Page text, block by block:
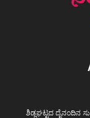
ಶಿಡ್ಲಘಟ್ಟದ ದೈನಂದಿನ